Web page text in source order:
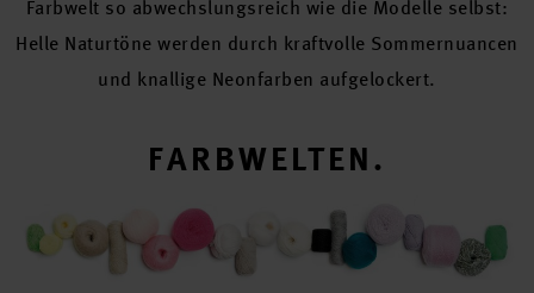
Farbwelt so abwechslungsreich wie die Modelle selbst:
Helle Naturtöne werden durch kraftvolle Sommernuancen
und knallige Neonfarben aufgelockert.
FARBWELTEN.